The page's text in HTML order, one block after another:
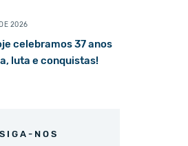
2026
celebramos 37 anos
luta e conquistas!
SIGA-NOS